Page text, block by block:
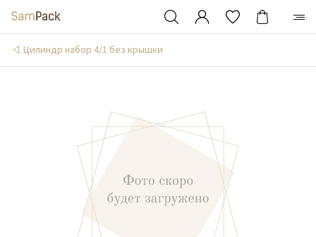
Цилиндр набор 4/1 без крышки